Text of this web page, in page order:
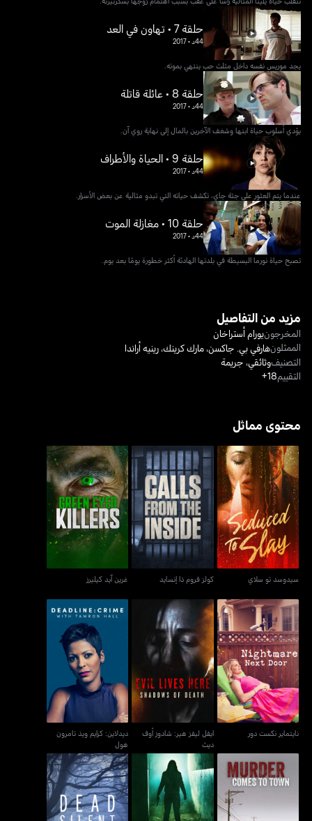
حلقة 7 • تهاون في العد
44د •
2017
يجد موريس نفسه داخل مثلث حب ينتهي بموته.
حلقة 8 • عائلة قاتلة
44د •
2017
يؤدي أسلوب حياة ابنها وشغف الآخرين بالمال إلى نهاية روي آن.
حلقة 9 • الحياة والأطراف
44د •
2017
عندما يتم العثور على جثة جاي، تكشف حياته التي تبدو مثالية عن بعض الأسرار.
حلقة 10 • مغازلة الموت
44د •
2017
تصبح حياة نورما البسيطة في بلدتها الهادئة أكثر خطورة يومًا بعد يوم.
مزيد من التفاصيل
المخرجونيورام أستراخان
الممثلونهارفي بي. جاكسن،مارك كرينك،رينيه أراندا
التصنيفوثائقي، جريمة
التقييم18+
محتوى مماثل
سيدوسد تو سلاي
سيدوسد تو سلاي
كولز فروم ذا إنسايد
كولز فروم ذا إنسايد
غرين آيد كيليرز
غرين آيد كيليرز
نايتماير نكست دور
نايتماير نكست دور
ايفل ليفز هير: شادوز أوف
ديث
ايفل ليفز هير: شادوز أوف
ديث
ديدلاين: كرايم ويذ تامرون
هول
ديدلاين: كرايم ويذ تامرون
هول
ميردر كامز تو تاون أن آور تو كيل ديد سايلنت